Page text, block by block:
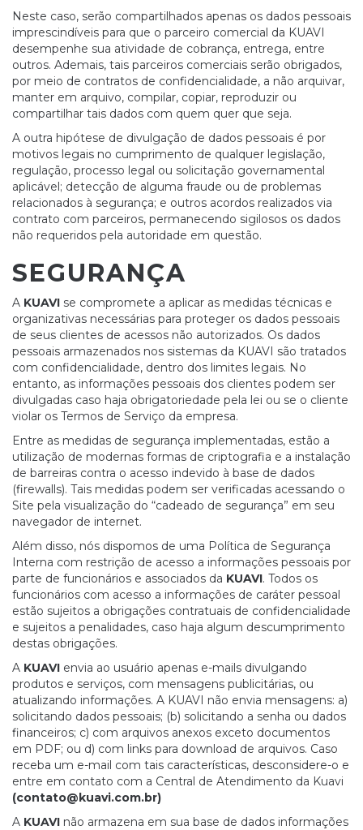
Neste caso, serão compartilhados apenas os dados pessoais
imprescindíveis para que o parceiro comercial da KUAVI
desempenhe sua atividade de cobrança, entrega, entre
outros. Ademais, tais parceiros comerciais serão obrigados,
por meio de contratos de confidencialidade, a não arquivar,
manter em arquivo, compilar, copiar, reproduzir ou
compartilhar tais dados com quem quer que seja.
A outra hipótese de divulgação de dados pessoais é por
motivos legais no cumprimento de qualquer legislação,
regulação, processo legal ou solicitação governamental
aplicável; detecção de alguma fraude ou de problemas
relacionados à segurança; e outros acordos realizados via
contrato com parceiros, permanecendo sigilosos os dados
não requeridos pela autoridade em questão.
SEGURANÇA
A KUAVI se compromete a aplicar as medidas técnicas e
organizativas necessárias para proteger os dados pessoais
de seus clientes de acessos não autorizados. Os dados
pessoais armazenados nos sistemas da KUAVI são tratados
com confidencialidade, dentro dos limites legais. No
entanto, as informações pessoais dos clientes podem ser
divulgadas caso haja obrigatoriedade pela lei ou se o cliente
violar os Termos de Serviço da empresa.
Entre as medidas de segurança implementadas, estão a
utilização de modernas formas de criptografia e a instalação
de barreiras contra o acesso indevido à base de dados
(firewalls). Tais medidas podem ser verificadas acessando o
Site pela visualização do “cadeado de segurança” em seu
navegador de internet.
Além disso, nós dispomos de uma Política de Segurança
Interna com restrição de acesso a informações pessoais por
parte de funcionários e associados da KUAVI. Todos os
funcionários com acesso a informações de caráter pessoal
estão sujeitos a obrigações contratuais de confidencialidade
e sujeitos a penalidades, caso haja algum descumprimento
destas obrigações.
A KUAVI envia ao usuário apenas e-mails divulgando
produtos e serviços, com mensagens publicitárias, ou
atualizando informações. A KUAVI não envia mensagens: a)
solicitando dados pessoais; (b) solicitando a senha ou dados
financeiros; c) com arquivos anexos exceto documentos
em PDF; ou d) com links para download de arquivos. Caso
receba um e-mail com tais características, desconsidere-o e
entre em contato com a Central de Atendimento da Kuavi
(contato@kuavi.com.br)
A KUAVI não armazena em sua base de dados informações